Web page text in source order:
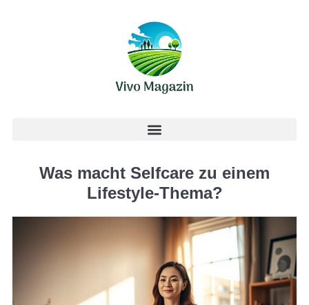
Was macht Selfcare zu einem
Lifestyle-Thema?